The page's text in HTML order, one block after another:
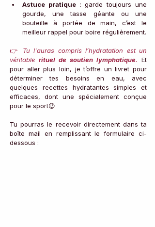
Astuce pratique : garde toujours une
gourde, une tasse géante ou une
bouteille à portée de main, c’est le
meilleur rappel pour boire régulièrement.
👉
Tu l'auras compris l’hydratation est un
véritable rituel de soutien lymphatique.
Et
pour aller plus loin, je t’offre un livret pour
déterminer tes besoins en eau, avec
quelques recettes hydratantes simples et
efficaces, dont une spécialement conçue
pour le sport😉
Tu pourras le recevoir directement dans ta
boîte mail en remplissant le formulaire ci-
dessous :